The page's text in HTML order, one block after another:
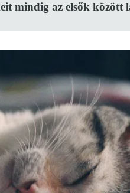
mindig az elsők között